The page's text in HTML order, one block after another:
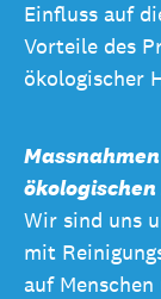
Einfluss auf
Vorteile des
ökologischer
Wir sind uns
mit
auf